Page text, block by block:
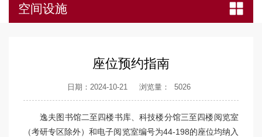
空间设施
座位预约指南
日期：2024-10-21 浏览量： 5026
逸夫图书馆二至四楼书库、科技楼分馆三至四楼阅览室
（考研专区除外）和电子阅览室编号为44-198的座位均纳入